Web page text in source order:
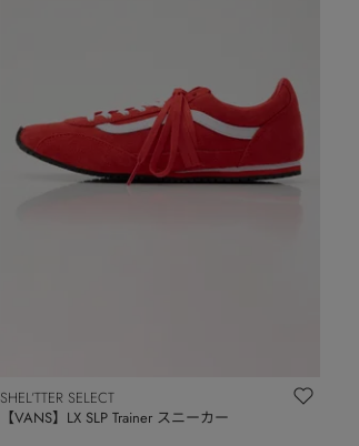
SHEL’TTER SELECT
【VANS】LX SLP Trainer スニーカー